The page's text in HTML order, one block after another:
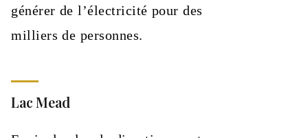
générer de l’électricité pour des
milliers de personnes.
Lac Mead